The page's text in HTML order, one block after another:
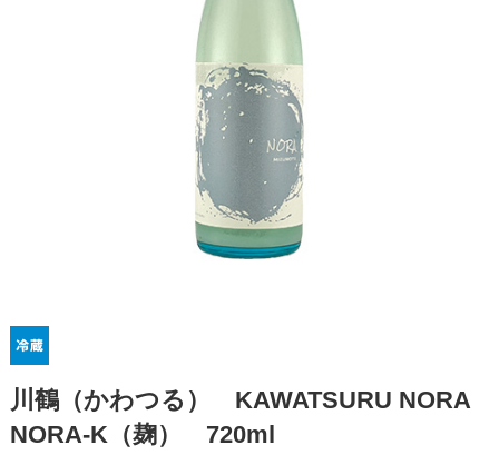
川鶴（かわつる） KAWATSURU NORA
NORA-K（麹） 720ml